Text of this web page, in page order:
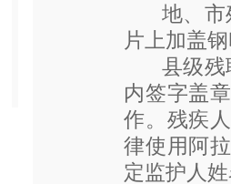
地、市残
片上加盖
县级残联
内签字盖
作。残疾
律使用阿
定监护人